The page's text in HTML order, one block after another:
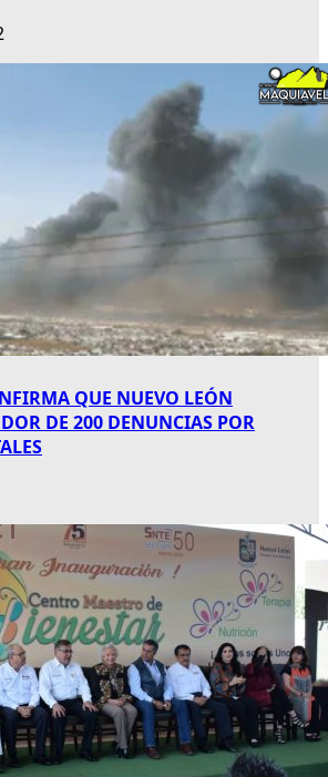
QUE NUEVO LEÓN
DE 200 DENUNCIAS POR